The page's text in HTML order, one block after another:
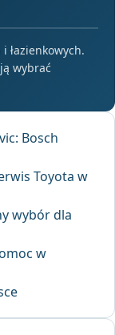
łazienkowych.
wybrać
Bosch
Toyota w
wybór dla
w